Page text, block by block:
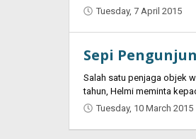
Tuesday, 7 April 2015
Sepi
Salah satu penjaga objek
tahun, Helmi meminta
Tuesday, 10 March 2015